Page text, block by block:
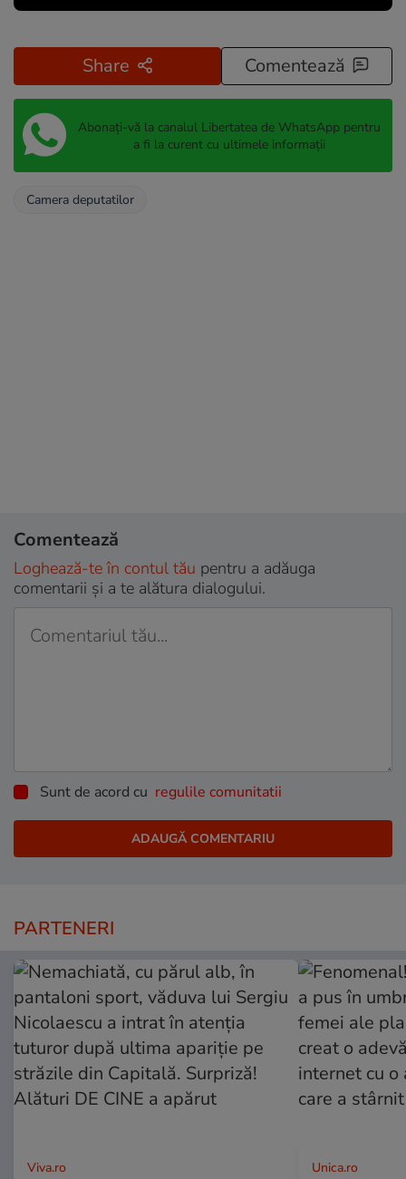
Share Comentează
Abonați-vă la canalul Libertatea de WhatsApp pentru
a fi la curent cu ultimele informații
Camera deputatilor
Comentează
Loghează-te în contul tău pentru a adăuga
comentarii și a te alătura dialogului.
Sunt de acord cu regulile comunitatii
PARTENERI
Viva.ro Unica.ro